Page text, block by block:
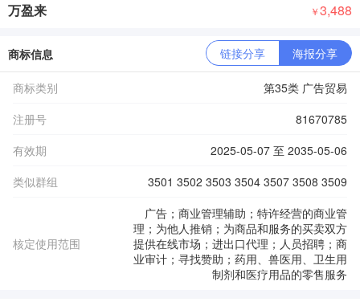
万盈来 ￥3,488
商标信息 链接分享 海报分享
商标类别
第35类 广告贸易
注册号
81670785
有效期
2025-05-07 至 2035-05-06
类似群组
3501 3502 3503 3504 3507 3508 3509
核定使用范围
广告；商业管理辅助；特许经营的商业管
理；为他人推销；为商品和服务的买卖双方
提供在线市场；进出口代理；人员招聘；商
业审计；寻找赞助；药用、兽医用、卫生用
制剂和医疗用品的零售服务